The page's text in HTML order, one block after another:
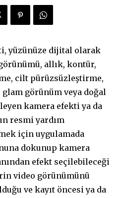
yüzünüze dijital olarak
allık, kontür,
cilt pürüzsüzleştirme,
görünüm veya doğal
kamera efekti ya da
resmi yardım
için uygulamada
dokunup kamera
efekt seçilebileceği
video görünümünü
ve kayıt öncesi ya da